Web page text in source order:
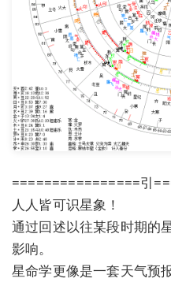
================引
人人皆可识星象！
通过回述以往某段时期的
影响。
星命学更像是一套天气预